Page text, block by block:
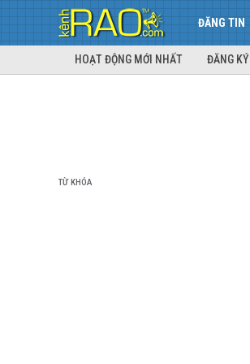
ĐĂNG TIN
HOẠT ĐỘNG MỚI NHẤT ĐĂNG KÝ
TỪ KHÓA